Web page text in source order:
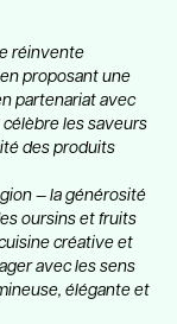
réinvente
proposant une
partenariat avec
les saveurs
des produits
— la générosité
oursins et fruits
créative et
avec les sens
élégante et